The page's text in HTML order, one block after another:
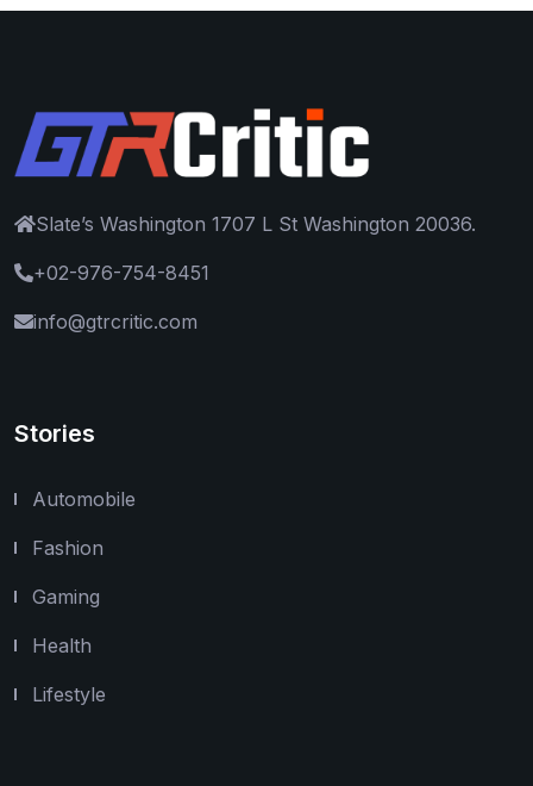
Slate’s Washington 1707 L St Washington 20036.
+02-976-754-8451
info@gtrcritic.com
Stories
Automobile
Fashion
Gaming
Health
Lifestyle